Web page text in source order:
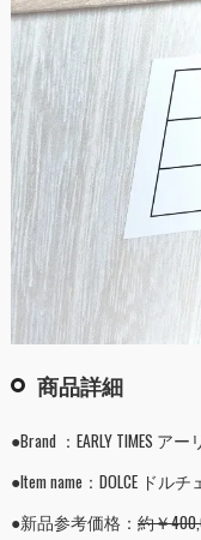
商品詳細
●Brand ：EARLY TIMES
●Item name：DOLCE ド
●新品参考価格： 約￥